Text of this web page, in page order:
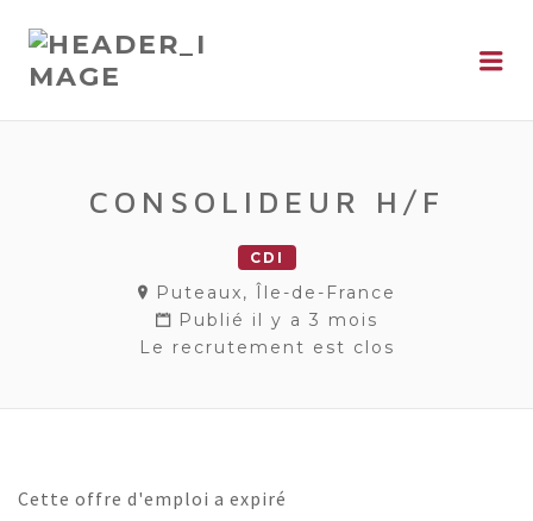
CONSOLIDEUR H/F
CDI
Puteaux, Île-de-France
Publié il y a 3 mois
Le recrutement est clos
Cette offre d'emploi a expiré